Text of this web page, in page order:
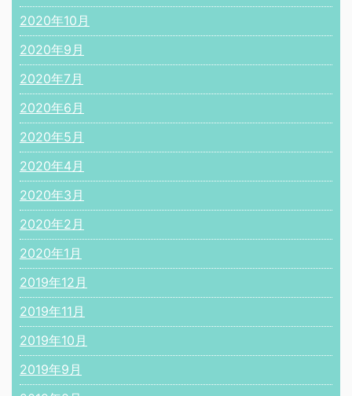
2020年10月
2020年9月
2020年7月
2020年6月
2020年5月
2020年4月
2020年3月
2020年2月
2020年1月
2019年12月
2019年11月
2019年10月
2019年9月